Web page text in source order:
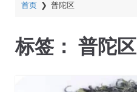
首页 ❯ 普陀区
标签： 普陀区